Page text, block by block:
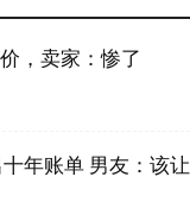
，卖家：惨了
年账单 男友：该